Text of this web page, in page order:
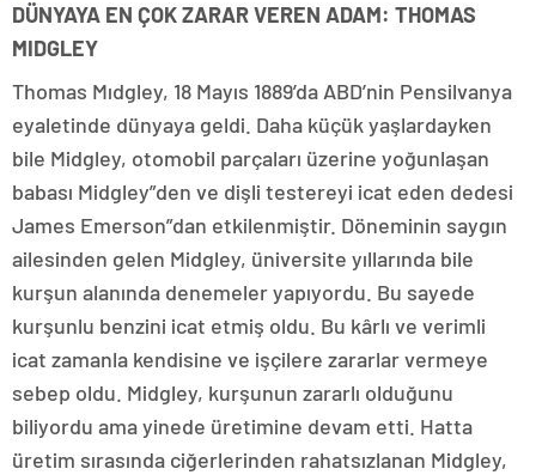
DÜNYAYA EN ÇOK ZARAR VEREN ADAM: THOMAS
MIDGLEY
Thomas Mıdgley, 18 Mayıs 1889’da ABD’nin Pensilvanya
eyaletinde dünyaya geldi. Daha küçük yaşlardayken
bile Midgley, otomobil parçaları üzerine yoğunlaşan
babası Midgley”den ve dişli testereyi icat eden dedesi
James Emerson”dan etkilenmiştir. Döneminin saygın
ailesinden gelen Midgley, üniversite yıllarında bile
kurşun alanında denemeler yapıyordu. Bu sayede
kurşunlu benzini icat etmiş oldu. Bu kârlı ve verimli
icat zamanla kendisine ve işçilere zararlar vermeye
sebep oldu. Midgley, kurşunun zararlı olduğunu
biliyordu ama yinede üretimine devam etti. Hatta
üretim sırasında ciğerlerinden rahatsızlanan Midgley,